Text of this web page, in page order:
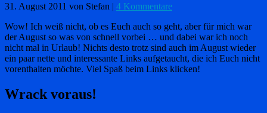
31. August 2011 von Stefan | 4 Kommentare
Wow! Ich weiß nicht, ob es Euch auch so geht, aber für mich war
der August so was von schnell vorbei … und dabei war ich noch
nicht mal in Urlaub! Nichts desto trotz sind auch im August wieder
ein paar nette und interessante Links aufgetaucht, die ich Euch nicht
vorenthalten möchte. Viel Spaß beim Links klicken!
Wrack voraus!